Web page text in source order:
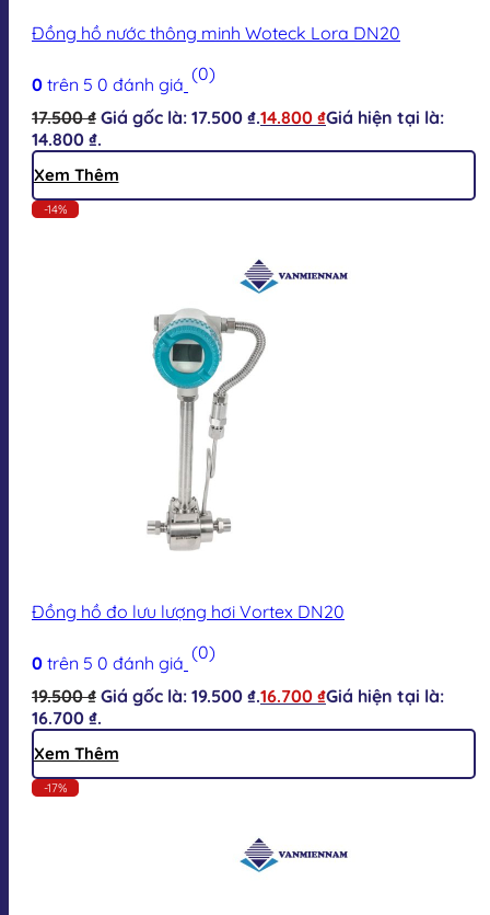
Đồng hồ nước thông minh Woteck Lora DN20
0 trên 5 0 đánh giá (0)
17.500₫ Giá gốc là: 17.500 ₫.14.800 ₫Giá hiện tại là:
14.800 ₫.
Xem Thêm
-14%
Đồng hồ đo lưu lượng hơi Vortex DN20
0 trên 5 0 đánh giá (0)
19.500₫ Giá gốc là: 19.500 ₫.16.700 ₫Giá hiện tại là:
16.700 ₫.
Xem Thêm
-17%